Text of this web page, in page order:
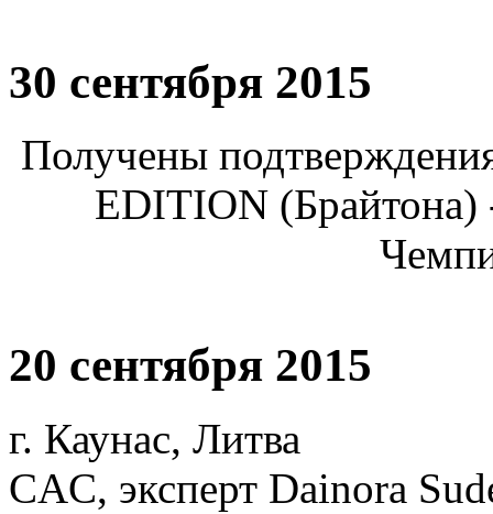
30 сентября 2015
Получены
EDITION
20 сентября 2015
г. Каунас, Литва
CAC, эксперт Dainora